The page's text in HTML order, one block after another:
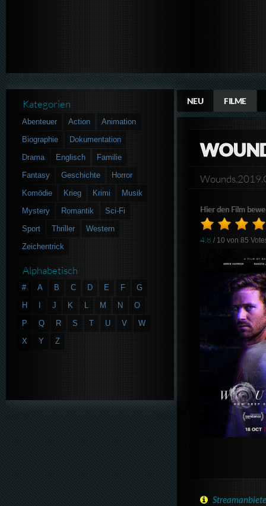
NEU FILME
Hier den Film
4.8 / 10 von85
Kategorien
Abenteuer Action
Animation
Biographie
Dokumentation
Drama
Englisch
Familie
Fantasy
Geschichte
Horror
Komödie
Krieg Krimi
Musik
Mystery
Romantik
Sci-Fi
Sport
Thriller
Western
Zeichentrick
Alphabetisch
# A B C D E F
G
H
J K L M N
O
P
Q R S T U V
W
X
Y Z